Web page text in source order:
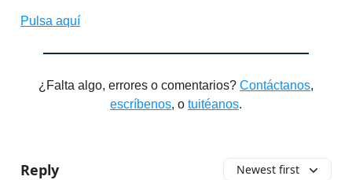
Pulsa aquí
¿Falta algo, errores o comentarios? Contáctanos,
escríbenos, o tuitéanos.
Reply Newest first